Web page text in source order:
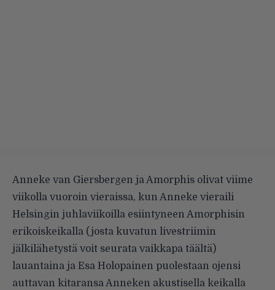
Anneke van Giersbergen ja Amorphis olivat viime
viikolla vuoroin vieraissa, kun Anneke vieraili
Helsingin juhlaviikoilla esiintyneen Amorphisin
erikoiskeikalla (josta kuvatun livestriimin
jälkilähetystä voit seurata vaikkapa täältä)
lauantaina ja Esa Holopainen puolestaan ojensi
auttavan kitaransa Anneken akustisella keikalla